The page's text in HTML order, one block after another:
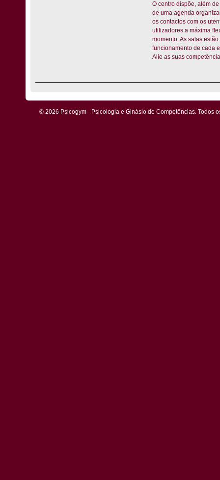
O centro dispõe, além
de uma agenda
os contactos com os
utilizadores a máxima
momento. As salas
funcionamento de cada
Alie as suas
© 2026 Psicogym - Psicologia e Ginásio de Competências. Todos